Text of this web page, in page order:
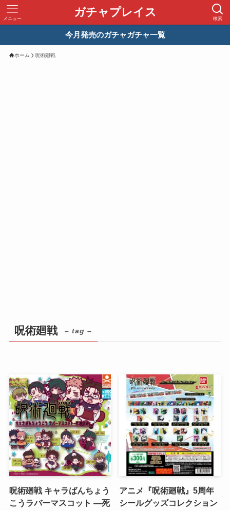
ガチャプレイス 検索
メニュー
今月発売のガチャガチャ一覧
ホーム 呪術廻戦
呪術廻戦 – tag –
呪術廻戦 キャラばんちょう
こうラバーマスコット ―死
アニメ『呪術廻戦』5周年
シールグッズコレクション